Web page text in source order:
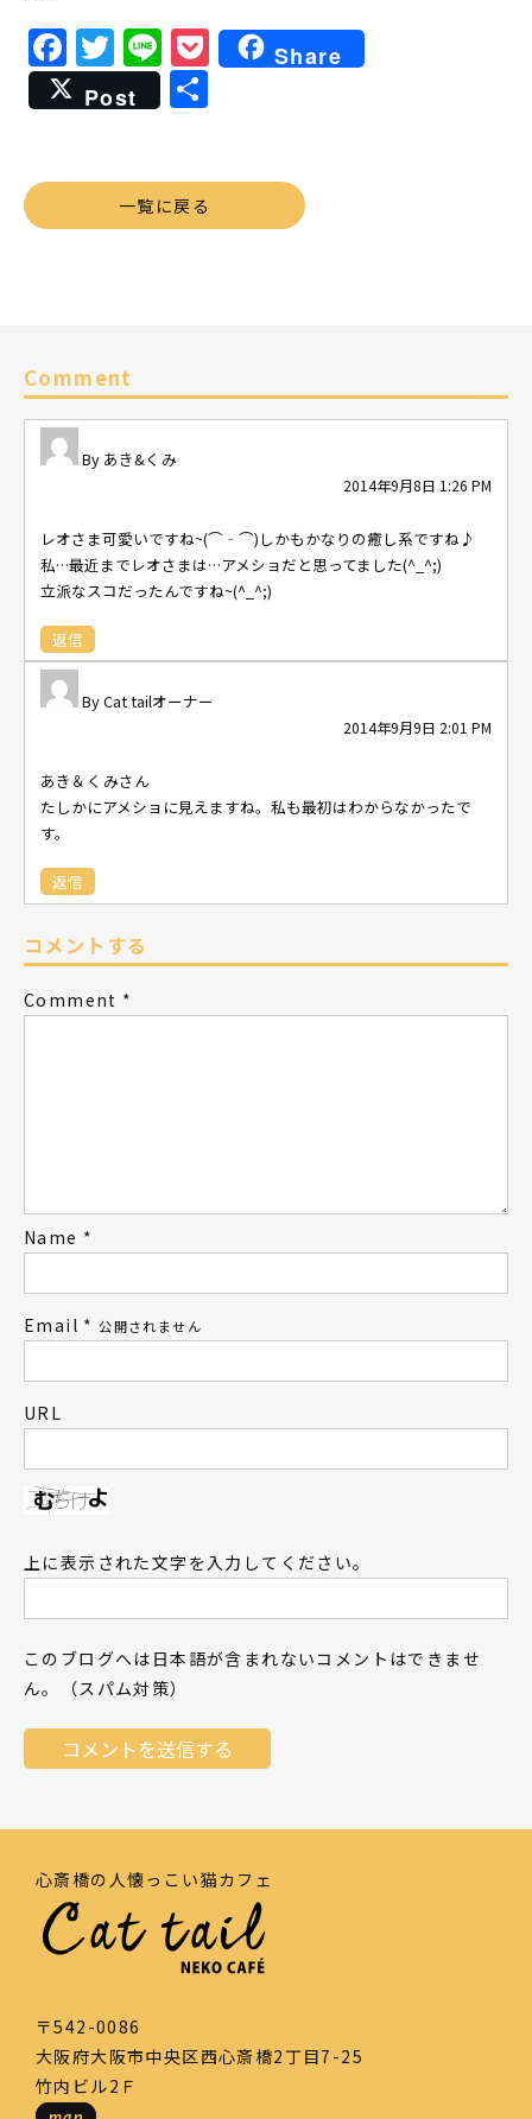
Facebook
Twitter
LinePocket
Share
Post
共
一覧に戻る
Comment
あき&くみ
2014年9月8日 1:26 PM
レオさま可愛いですね~(⌒‐⌒)しかもかなりの癒し系ですね♪
私…最近までレオさまは…アメショだと思ってました(^_^;)
立派なスコだったんですね~(^_^;)
返信
Cat tailオーナー
2014年9月9日 2:01 PM
あき＆くみさん
たしかにアメショに見えますね。私も最初はわからなかったで
す。
返信
コメントする
Comment *
Name *
Email * 公開されません
URL
上に表示された文字を入力してください。
このブログへは日本語が含まれないコメントはできませ
ん。（スパム対策）
心斎橋の人懐っこい猫カフェ
〒542-0086
大阪府大阪市中央区西心斎橋2丁目7-25
竹内ビル2Ｆ